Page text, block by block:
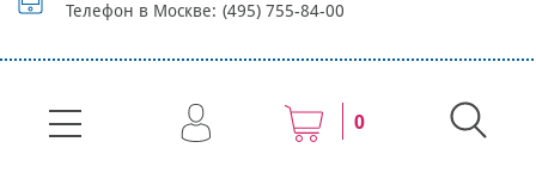
Телефон в Москве: (495) 755-84-00
0